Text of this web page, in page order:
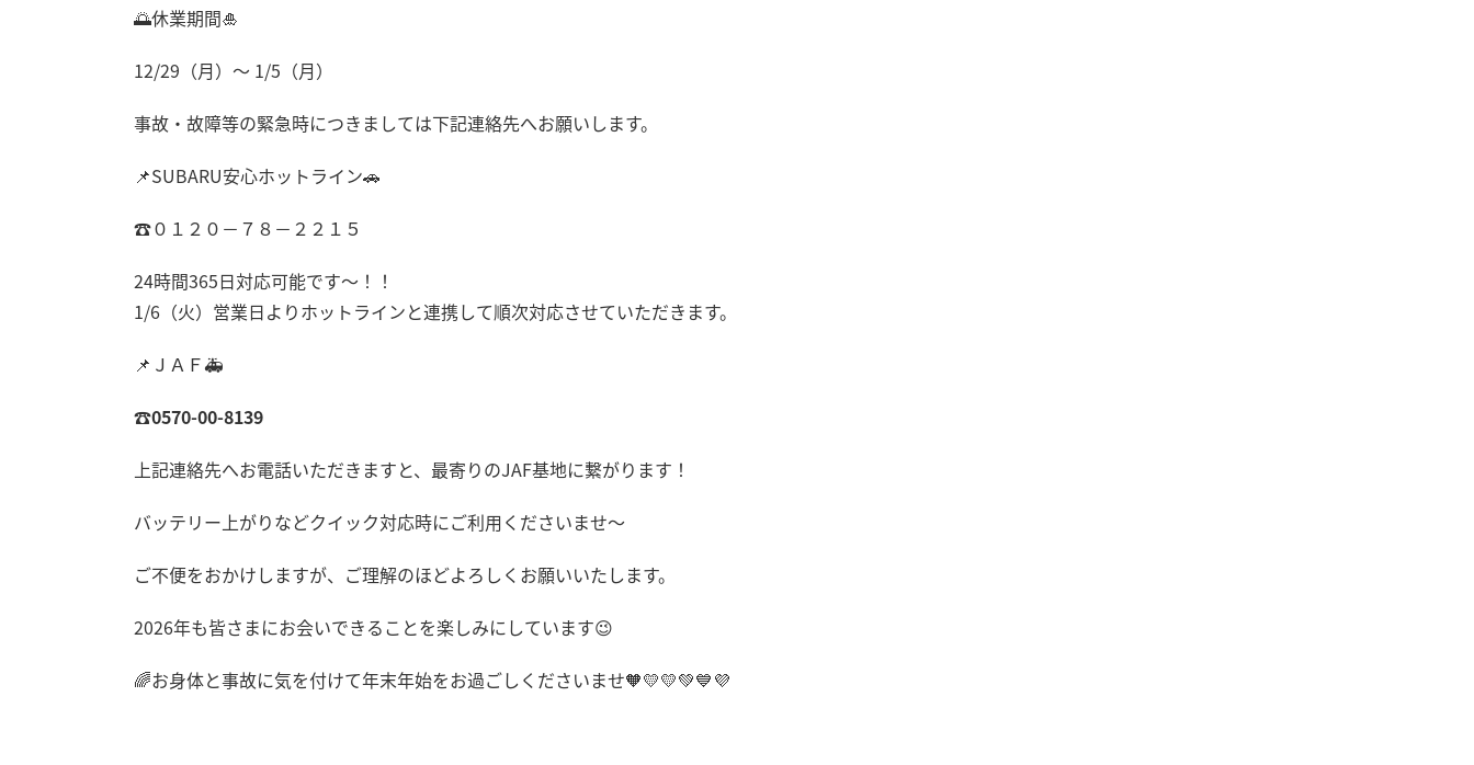
🌅休業期間🎍
12/29（月）～ 1/5（月）
事故・故障等の緊急時につきましては下記連絡先へお願いします。
📌SUBARU安心ホットライン🚗
☎０１２０－７８－２２１５
24時間365日対応可能です～！！
1/6（火）営業日よりホットラインと連携して順次対応させていただきます。
📌ＪＡＦ🚑
☎0570-00-8139
上記連絡先へお電話いただきますと、最寄りのJAF基地に繋がります！
バッテリー上がりなどクイック対応時にご利用くださいませ～
ご不便をおかけしますが、ご理解のほどよろしくお願いいたします。
2026年も皆さまにお会いできることを楽しみにしています😉
🌈お身体と事故に気を付けて年末年始をお過ごしくださいませ🧡💛💛💚💙💜